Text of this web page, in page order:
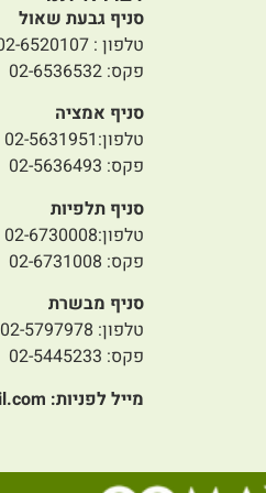
סניף גבעת שאול
טלפון : 02-6520107
פקס: 02-6536532
סניף אמציה
טלפון:02-5631951
פקס: 02-5636493
סניף תלפיות
טלפון:02-6730008
פקס: 02-6731008
סניף מבשרת
טלפון: 02-5797978
פקס: 02-5445233
מייל לפניות: